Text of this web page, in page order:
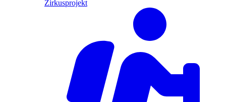
Zirkusprojekt